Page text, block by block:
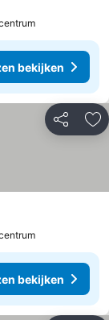
bekijken
Delen
bekijken